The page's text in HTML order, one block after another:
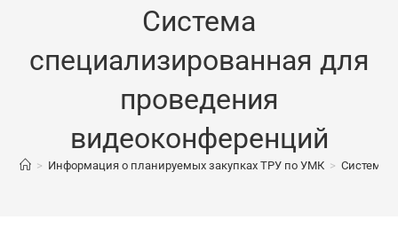
Система
специализированная для
проведения
видеоконференций
> Информация о планируемых закупках ТРУ по УМК > Система